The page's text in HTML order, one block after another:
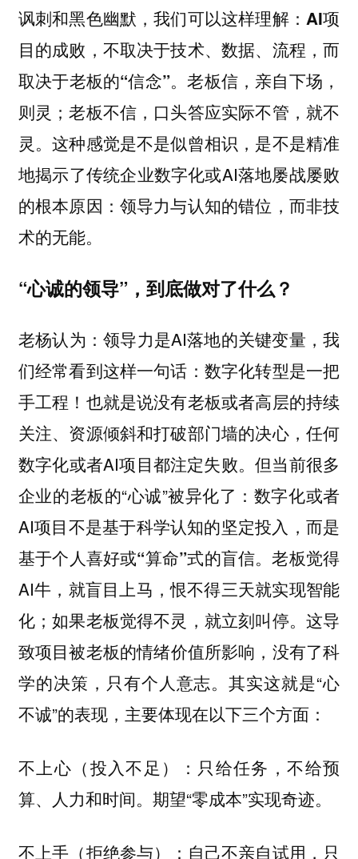
讽刺和黑色幽默，我们可以这样理解： AI项
目的成败，不取决于技术、数据、流程，而
取决于老板的“信念”。老板信，亲自下场，
则灵；老板不信，口头答应实际不管，就不
灵。这种感觉是不是似曾相识，是不是精准
地揭示了传统企业数字化或AI落地屡战屡败
的根本原因：领导力与认知的错位，而非技
术的无能。
“心诚的领导”，到底做对了什么？
老杨认为：领导力是AI落地的关键变量，我
们经常看到这样一句话：数字化转型是一把
手工程！也就是说没有老板或者高层的持续
关注、资源倾斜和打破部门墙的决心，任何
数字化或者AI项目都注定失败。但当前很多
企业的老板的“心诚”被异化了：数字化或者
AI项目不是基于科学认知的坚定投入，而是
基于个人喜好或“算命”式的盲信。老板觉得
AI牛，就盲目上马，恨不得三天就实现智能
化；如果老板觉得不灵，就立刻叫停。这导
致项目被老板的情绪价值所影响， 没有了科
学的决策，只有个人意志。其实这就是“心
不诚”的表现，主要体现在以下三个方面：
不上心 （投入不足）：只给任务，不给预
算、人力和时间。期望“零成本”实现奇迹。
不上手 （拒绝参与）：自己不亲自试用，只